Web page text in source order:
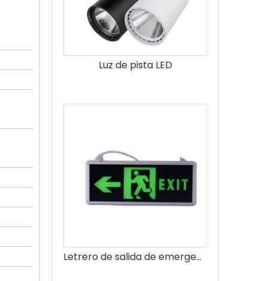
Luz de pista LED
Letrero de salida de emergencia de LED montada en techo personalizada Lámpara de fuego recargable en interiores